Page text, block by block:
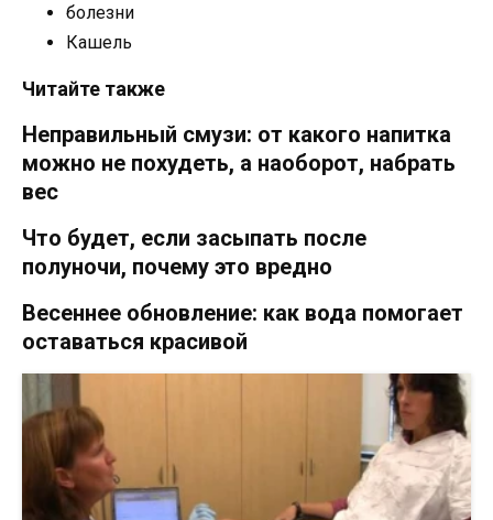
болезни
Кашель
Читайте также
Неправильный смузи: от какого напитка
можно не похудеть, а наоборот, набрать
вес
Что будет, если засыпать после
полуночи, почему это вредно
Весеннее обновление: как вода помогает
оставаться красивой